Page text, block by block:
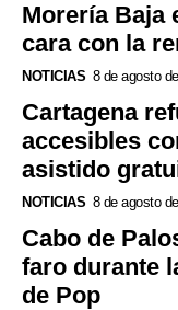
Morería Baja
cara con la
NOTICIAS 8 de agosto
Cartagena
accesibles
asistido
NOTICIAS 8 de agosto
Cabo de
faro durante
de Pop